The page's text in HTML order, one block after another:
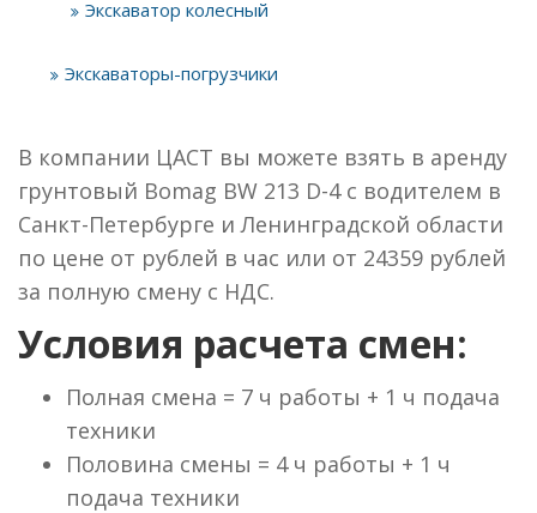
Экскаватор колесный
Экскаваторы-погрузчики
В компании ЦАСТ вы можете взять в аренду
грунтовый Bomag BW 213 D-4 с водителем в
Санкт-Петербурге и Ленинградской области
по цене от рублей в час или от 24359 рублей
за полную смену с НДС.
Условия расчета смен:
Полная смена = 7 ч работы + 1 ч подача
техники
Половина смены = 4 ч работы + 1 ч
подача техники